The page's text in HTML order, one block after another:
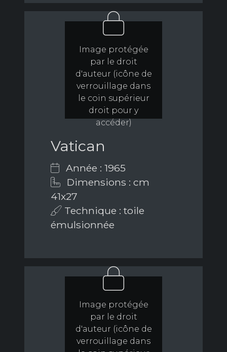
Image protégée
par le droit
d'auteur (icône de
verrouillage dans
le coin supérieur
droit pour y
accéder)
Vatican
Année : 1965
Dimensions : cm
41x27
Technique : toile
émulsionnée
Image protégée
par le droit
d'auteur (icône de
verrouillage dans